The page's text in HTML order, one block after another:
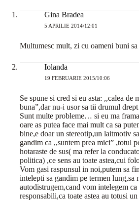
Gina Bradea
5 APRILIE 2014/12:01
Multumesc mult, zi cu oameni buni sa
Iolanda
19 FEBRUARIE 2015/10:06
Se spune si cred si eu asta: ,,calea de
buna”,dar nu-i usor sa tii drumul
Sunt multe probleme… si eu ma
oare as putea face mai mult ca sa
bine,e doar un stereotip,un laitmotiv
gandim ca ,,suntem prea mici” ,totul
hotaraste de sus( ma refer la
politica) ,ce sens au toate astea,cui
Vom gasi raspunsul in noi,putem sa
intelepti sa gandim pe termen lung,sa
autodistrugem,cand vom intelegem ca
responsabili,ca toate astea au totusi